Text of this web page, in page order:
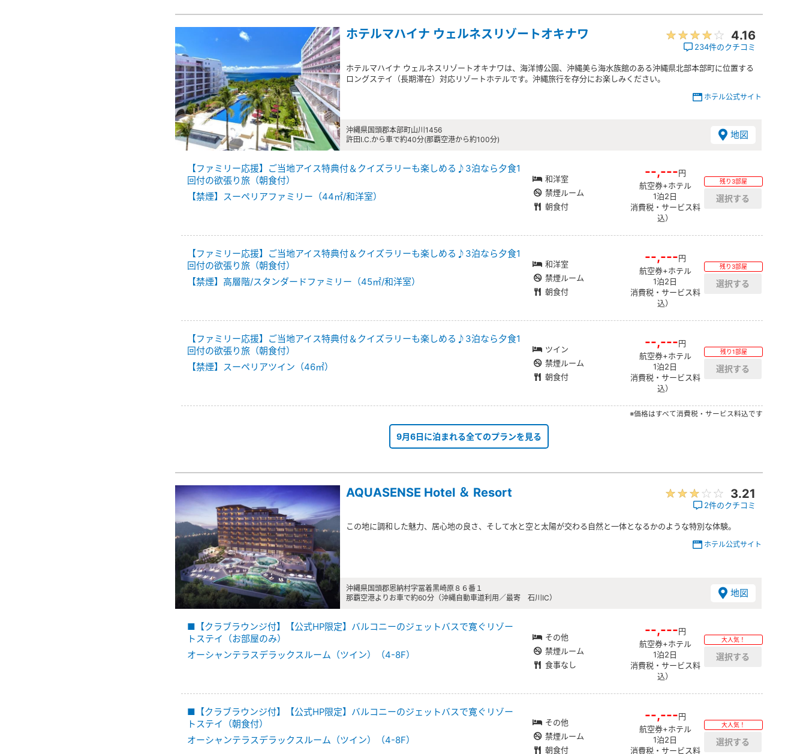
ホテルマハイナ ウェルネスリゾートオキナワ 4.16
234件のクチコミ
ホテルマハイナ ウェルネスリゾートオキナワは、海洋博公園、沖縄美ら海水族館のある沖縄県北部本部町に位置する
ロングステイ（長期滞在）対応リゾートホテルです。沖縄旅行を存分にお楽しみください。
ホテル公式サイト
沖縄県国頭郡本部町山川1456
許田I.C.から車で約40分(那覇空港から約100分)
地図
【ファミリー応援】ご当地アイス特典付＆クイズラリーも楽しめる♪3泊なら夕食1
回付の欲張り旅（朝食付）
【禁煙】スーペリアファミリー（44㎡/和洋室）
和洋室
禁煙ルーム
朝食付
--,---円
航空券+ホテル
1泊2日
消費税・サービス料
込）
残り3部屋
【ファミリー応援】ご当地アイス特典付＆クイズラリーも楽しめる♪3泊なら夕食1
回付の欲張り旅（朝食付）
【禁煙】高層階/スタンダードファミリー（45㎡/和洋室）
和洋室
禁煙ルーム
朝食付
--,---円
航空券+ホテル
1泊2日
消費税・サービス料
込）
残り3部屋
【ファミリー応援】ご当地アイス特典付＆クイズラリーも楽しめる♪3泊なら夕食1
回付の欲張り旅（朝食付）
【禁煙】スーペリアツイン（46㎡）
ツイン
禁煙ルーム
朝食付
--,---円
航空券+ホテル
1泊2日
消費税・サービス料
込）
残り1部屋
※価格はすべて消費税・サービス料込です
9月6日に泊まれる全てのプランを見る
AQUASENSE Hotel ＆ Resort 3.21
2件のクチコミ
この地に調和した魅力、居心地の良さ、そして水と空と太陽が交わる自然と一体となるかのような特別な体験。
ホテル公式サイト
沖縄県国頭郡恩納村字冨着黒崎原８６番１
那覇空港よりお車で約60分（沖縄自動車道利用／最寄 石川IC）
地図
■【クラブラウンジ付】【公式HP限定】バルコニーのジェットバスで寛ぐリゾー
トステイ（お部屋のみ）
オーシャンテラスデラックスルーム（ツイン）（4-8F）
その他
禁煙ルーム
食事なし
--,---円
航空券+ホテル
1泊2日
消費税・サービス料
込）
大人気！
■【クラブラウンジ付】【公式HP限定】バルコニーのジェットバスで寛ぐリゾー
トステイ（朝食付）
オーシャンテラスデラックスルーム（ツイン）（4-8F）
その他
禁煙ルーム
朝食付
--,---円
航空券+ホテル
1泊2日
消費税・サービス料
大人気！